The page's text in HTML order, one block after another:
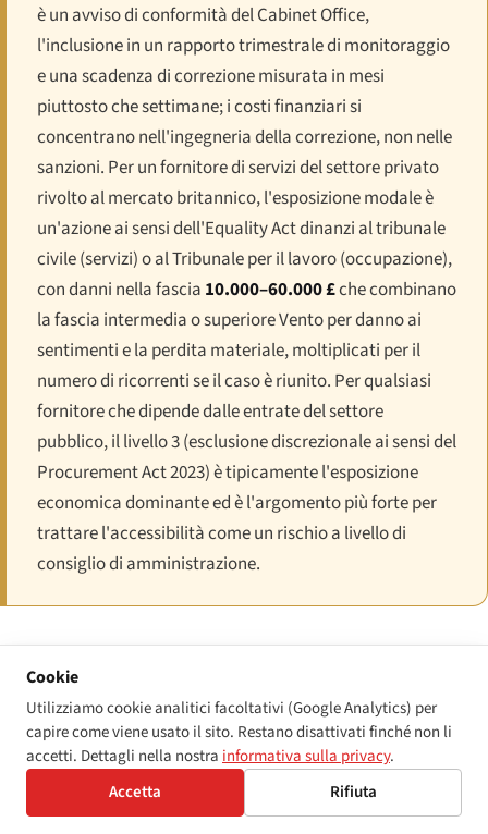
è un avviso di conformità del Cabinet Office,
l'inclusione in un rapporto trimestrale di monitoraggio
e una scadenza di correzione misurata in mesi
piuttosto che settimane; i costi finanziari si
concentrano nell'ingegneria della correzione, non nelle
sanzioni. Per un fornitore di servizi del settore privato
rivolto al mercato britannico, l'esposizione modale è
un'azione ai sensi dell'Equality Act dinanzi al tribunale
civile (servizi) o al Tribunale per il lavoro (occupazione),
con danni nella fascia 10.000–60.000 £che combinano
la fascia intermedia o superiore Vento per danno ai
sentimenti e la perdita materiale, moltiplicati per il
numero di ricorrenti se il caso è riunito. Per qualsiasi
fornitore che dipende dalle entrate del settore
pubblico, il livello 3 (esclusione discrezionale ai sensi del
Procurement Act 2023) è tipicamente l'esposizione
economica dominante ed è l'argomento più forte per
trattare l'accessibilità come un rischio a livello di
consiglio di amministrazione.
Registro dell'applicazione e prospettive
Il programma di monitoraggio del PSBAR è operativo dal 2020 e
si è evoluto visibilmente nel corso dei cicli successivi. I rapporti
trimestrali di monitoraggio del GDS mostrano un chiaro
andamento: il gruppo dei dipartimenti del governo centrale è il
Cookie
Utilizziamo cookie analitici facoltativi (Google Analytics) per
capire come viene usato il sito. Restano disattivati finché non li
accetti. Dettagli nella nostra informativa sulla privacy.
Accetta
Rifiuta